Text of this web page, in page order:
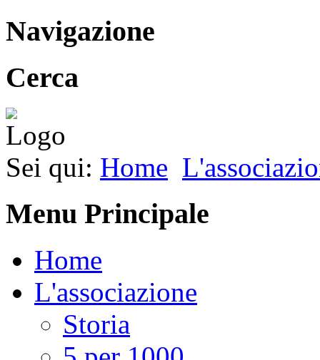
Navigazione
Cerca
Sei qui: Home
Menu Principale
Home
L'associazione
Storia